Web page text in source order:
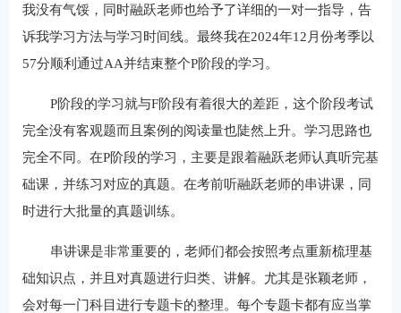
我没有气馁，同时融跃老师也给予了详细的一对一指导，告
诉我学习方法与学习时间线。最终我在2024年12月份考季以
57分顺利通过AA并结束整个P阶段的学习。
P阶段的学习就与F阶段有着很大的差距，这个阶段考试
完全没有客观题而且案例的阅读量也陡然上升。学习思路也
完全不同。在P阶段的学习，主要是跟着融跃老师认真听完基
础课，并练习对应的真题。在考前听融跃老师的串讲课，同
时进行大批量的真题训练。
串讲课是非常重要的，老师们都会按照考点重新梳理基
础知识点，并且对真题进行归类、讲解。尤其是张颖老师，
会对每一门科目进行专题卡的整理。每个专题卡都有应当掌